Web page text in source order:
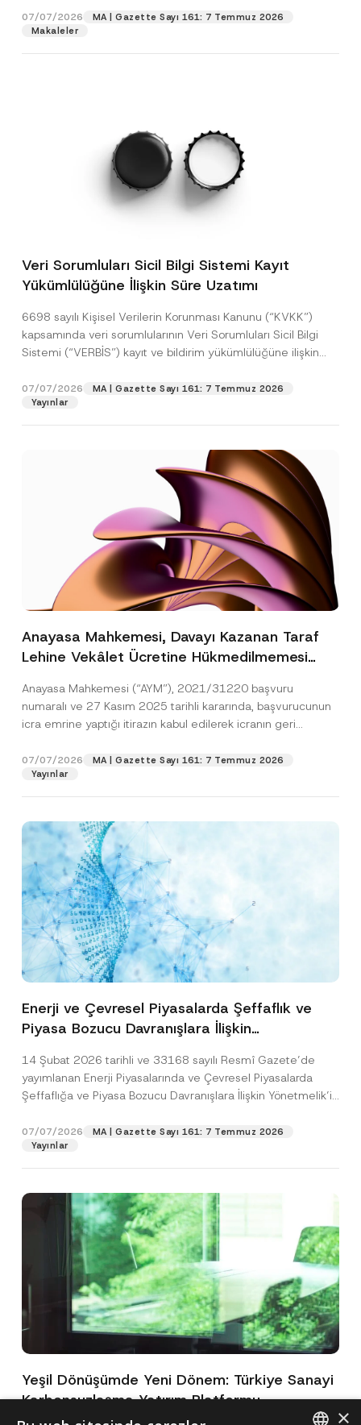
07/07/2026
MA | Gazette Sayı 161: 7 Temmuz 2026
Makaleler
Veri Sorumluları Sicil Bilgi Sistemi Kayıt
Yükümlülüğüne İlişkin Süre Uzatımı
6698 sayılı Kişisel Verilerin Korunması Kanunu (“KVKK”)
kapsamında veri sorumlularının Veri Sorumluları Sicil Bilgi
Sistemi (“VERBİS”) kayıt ve bildirim yükümlülüğüne ilişkin
07/07/2026
MA | Gazette Sayı 161: 7 Temmuz 2026
Yayınlar
Anayasa Mahkemesi, Davayı Kazanan Taraf
Lehine Vekâlet Ücretine Hükmedilmemesi
Edildiğine Karar Verdi
Anayasa Mahkemesi (“AYM”), 2021/31220 başvuru
numaralı ve 27 Kasım 2025 tarihli kararında, başvurucunun
icra emrine yaptığı itirazın kabul edilerek icranın geri
07/07/2026
MA | Gazette Sayı 161: 7 Temmuz 2026
Yayınlar
Enerji ve Çevresel Piyasalarda Şeffaflık ve
Piyasa Bozucu Davranışlara İlişkin
14 Şubat 2026 tarihli ve 33168 sayılı Resmî Gazete’de
yayımlanan Enerji Piyasalarında ve Çevresel Piyasalarda
Şeffaflığa ve Piyasa Bozucu Davranışlara İlişkin Yönetmelik’in
07/07/2026
MA | Gazette Sayı 161: 7 Temmuz 2026
Yayınlar
Yeşil Dönüşümde Yeni Dönem: Türkiye Sanayi
Karbonsuzlaşma Yatırım Platformu
Oluşturuldu
×